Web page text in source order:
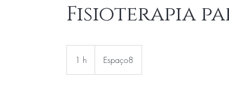
Fisioterapia
1 h Espaço8